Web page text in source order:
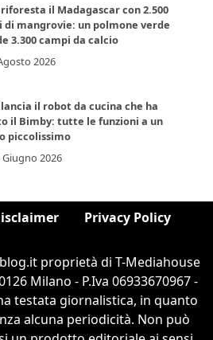
il Madagascar con 2.500
mangrovie: un polmone verde
3.300 campi da calcio
2026
il robot da cucina che ha
il Bimby: tutte le funzioni a un
piccolissimo
Giugno 2026
Privacy Policy
proprietà di T-Mediahouse
Milano - P.Iva 06933670967 -
testata giornalistica, in quanto
alcuna periodicità. Non può